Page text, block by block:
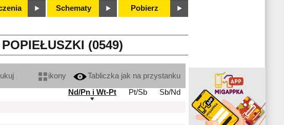
Schematy Pobierz
(0549)
ikony
Tabliczka jak na przystanku
Nd/Pn i Wt-Pt
Pt/Sb
Sb/Nd